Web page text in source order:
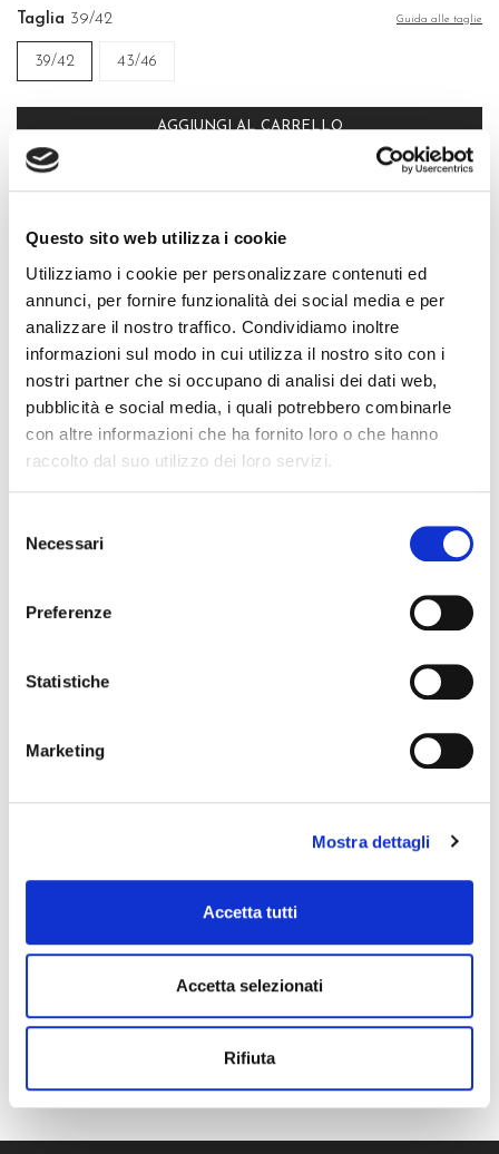
Questo sito web utilizza i cookie
Utilizziamo i cookie per personalizzare contenuti ed
annunci, per fornire funzionalità dei social media e per
analizzare il nostro traffico. Condividiamo inoltre
informazioni sul modo in cui utilizza il nostro sito con i
nostri partner che si occupano di analisi dei dati web,
pubblicità e social media, i quali potrebbero combinarle
con altre informazioni che ha fornito loro o che hanno
raccolto dal suo utilizzo dei loro servizi.
delNecessari
Preferenze
Statistiche
Marketing
Mostra dettagli
Accetta tutti
Accetta selezionati
Rifiuta
Taglia 39/42 Guida alle taglie
39/42 43/46
AGGIUNGI AL CARRELLO
Vale 10 punti fedeltà
Resi facili in 15 giorni
Acquisti sicuri con Carte di Credito, PayPal e Bonifico Bancario
QUALITÀ MADE IN ITALY
CALZA LUNGA IN COTONE
favorite_border